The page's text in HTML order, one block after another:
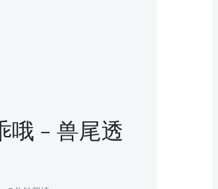
哦 - 兽尾透